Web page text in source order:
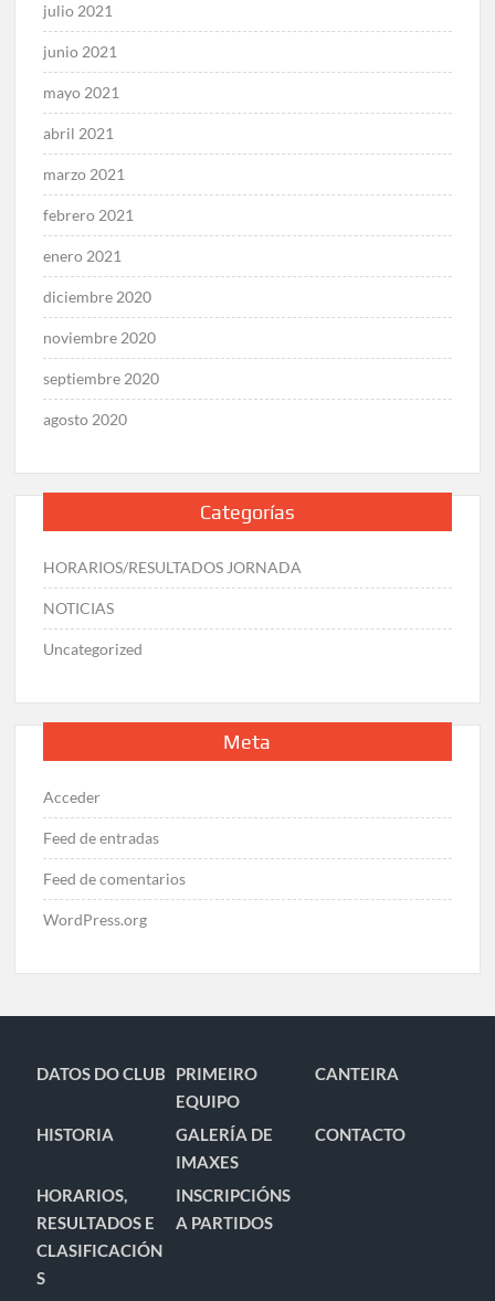
julio 2021
junio 2021
mayo 2021
abril 2021
marzo 2021
febrero 2021
enero 2021
diciembre 2020
noviembre 2020
septiembre 2020
agosto 2020
Categorías
HORARIOS/RESULTADOS JORNADA
NOTICIAS
Uncategorized
Meta
Acceder
Feed de entradas
Feed de comentarios
WordPress.org
DATOS DO CLUB
PRIMEIRO
EQUIPO
CANTEIRA
HISTORIA
GALERÍA DE
IMAXES
CONTACTO
HORARIOS,
RESULTADOS E
CLASIFICACIÓN
S
INSCRIPCIÓNS
A PARTIDOS